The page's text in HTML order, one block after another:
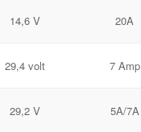
14,6 V 20A
29,4 volt 7 Amp
29,2 V 5A/7A